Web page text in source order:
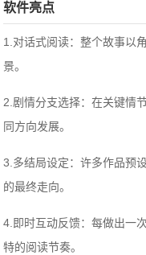
软件亮点
1.对话式阅读：整个故事以
景。
2.剧情分支选择：在关键情
同方向发展。
3.多结局设定：许多作品预
的最终走向。
4.即时互动反馈：每做出一
特的阅读节奏。